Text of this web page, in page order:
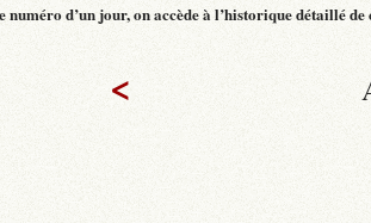
d’un jour, on accède à l’historique détaillé de
<